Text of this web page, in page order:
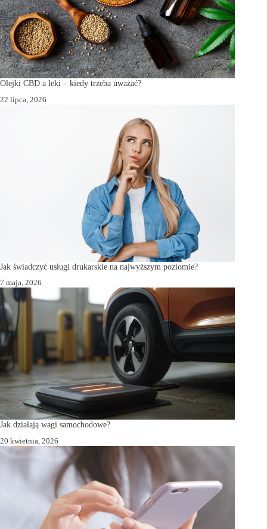
Olejki CBD a leki – kiedy trzeba uważać?
22 lipca, 2026
Jak świadczyć usługi drukarskie na najwyższym poziomie?
7 maja, 2026
Jak działają wagi samochodowe?
20 kwietnia, 2026